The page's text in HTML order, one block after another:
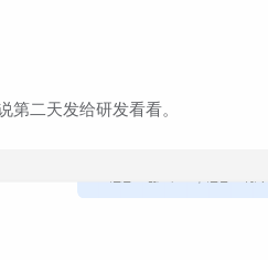
二天发给研发看看。